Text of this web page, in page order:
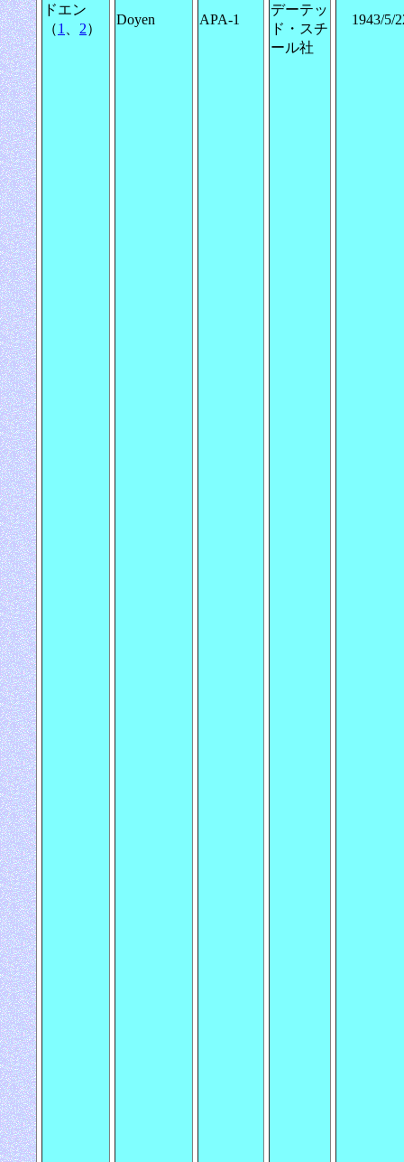
ドエン
（1 2）
Doyen APA-1
デーテッ
ド・スチ
ール社
1943/5/